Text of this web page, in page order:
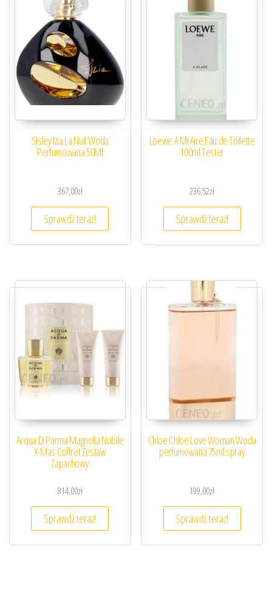
Sisley Izia La Nuit Woda
Perfumowana 50Ml
367,00zł
Sprawdź teraz!
Loewe A Mi Aire Eau de Toilette
100ml Tester
236,52zł
Sprawdź teraz!
Acqua Di Parma Magnolia Nobile
X-Mas Coffret Zestaw
Zapachowy
814,00zł
Sprawdź teraz!
Chloe Chloe Love Woman Woda
perfumowana 75ml spray
199,00zł
Sprawdź teraz!